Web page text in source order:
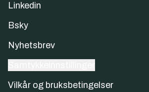
Linkedin
Bsky
Nyhetsbrev
Vilkår og bruksbetingelser